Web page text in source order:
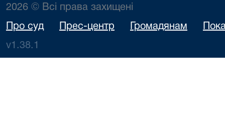
2026 © Всі права захищені
Про суд Прес-центр Громадянам
v1.38.1